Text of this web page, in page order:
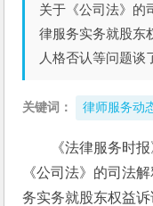
关于《公司法》的
律服务实务就股东
人格否认等问题谈
关键词： 律师服务动
《法律服务时
《公司法》的司法
务实务就股东权益